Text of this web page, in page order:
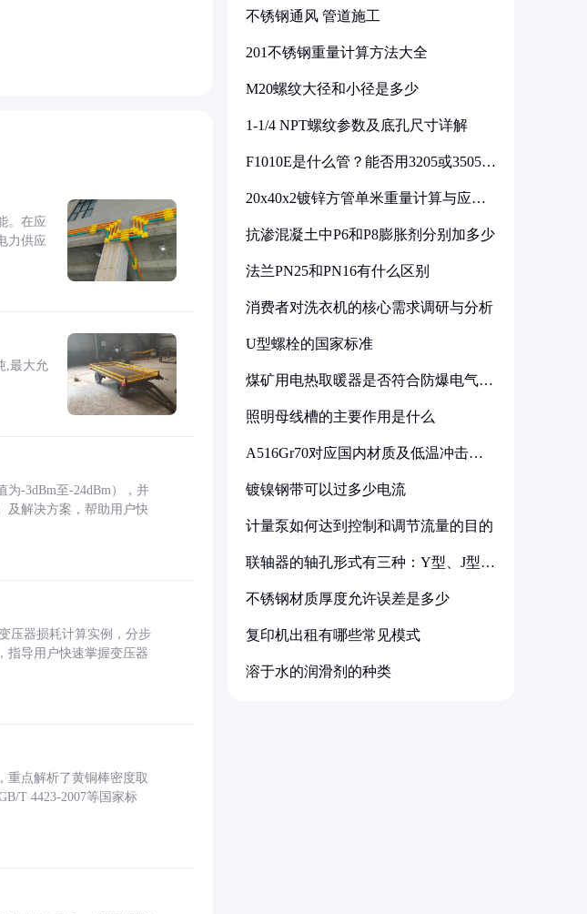
。在应
力供应
,最大允
-3dBm至-24dBm），并
及解决方案，帮助用户快
压器损耗计算实例，分步
指导用户快速掌握变压器
重点解析了黄铜棒密度取
T 4423-2007等国家标
不锈钢通风 管道施工
201不锈钢重量计算方法大全
M20螺纹大径和小径是多少
1-1/4 NPT螺纹参数及底孔尺寸详解
F1010E是什么管？能否用3205或3505代
20x40x2镀锌方管单米重量计算与应用
抗渗混凝土中P6和P8膨胀剂分别加多少
法兰PN25和PN16有什么区别
消费者对洗衣机的核心需求调研与分析
U型螺栓的国家标准
煤矿用电热取暖器是否符合防爆电气设
照明母线槽的主要作用是什么
A516Gr70对应国内材质及低温冲击要
镀镍钢带可以过多少电流
计量泵如何达到控制和调节流量的目的
联轴器的轴孔形式有三种：Y型、J型、
不锈钢材质厚度允许误差是多少
复印机出租有哪些常见模式
溶于水的润滑剂的种类